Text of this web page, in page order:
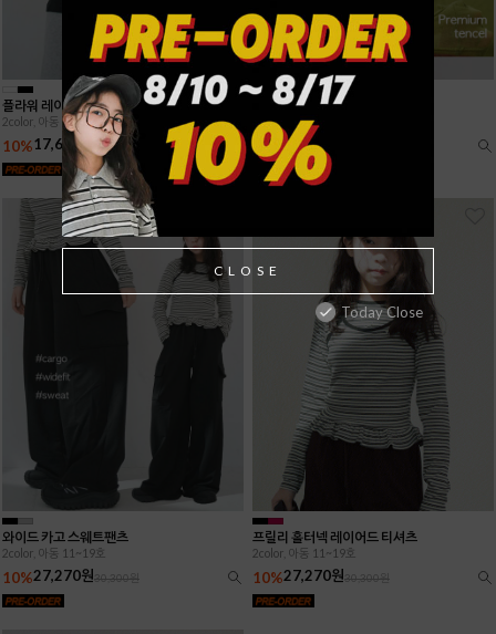
플라워 레이스 홀터넥 뷔스티에
2color, 아동 11~19호
10%17,640원 19,600원
베이직 텐셀 슬리브
3color, 아동 11~19호
10%14,490원
와이드 카고 스웨트팬츠
2color, 아동 11~19호
10%27,270원30,300원
프릴리 홀터넥 레이어드 티셔츠
2color, 아동 11~19호
10%27,270원30,300원
CLOSE
Today Close